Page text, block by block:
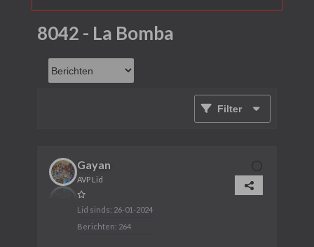
8042 - La Bomba
Filter
Gayan
AVP Lid
Lid sinds: 26-01-2024
Berichten: 264